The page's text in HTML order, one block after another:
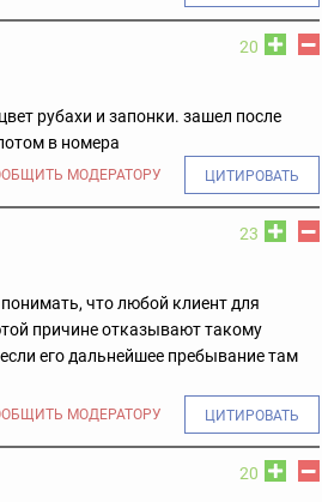
20
рубахи и запонки. зашел после
в номера
МОДЕРАТОРУ ЦИТИРОВАТЬ
23
что любой клиент для
причине отказывают такому
его дальнейшее пребывание там
МОДЕРАТОРУ ЦИТИРОВАТЬ
20